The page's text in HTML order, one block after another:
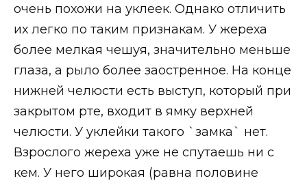
очень похожи на уклеек. Однако отличить
их легко по таким признакам. У жереха
более мелкая чешуя, значительно меньше
глаза, а рыло более заостренное. На конце
нижней челюсти есть выступ, который при
закрытом рте, входит в ямку верхней
челюсти. У уклейки такого `замка` нет.
Взрослого жереха уже не спутаешь ни с
кем. У него широкая (равна половине